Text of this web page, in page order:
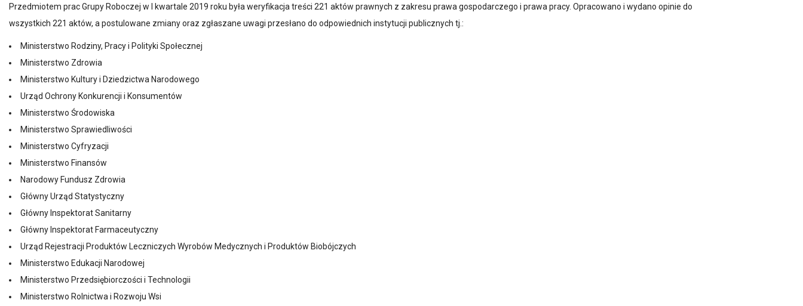
Przedmiotem prac Grupy Roboczej w I kwartale 2019 roku była weryfikacja treści 221 aktów prawnych z zakresu prawa gospodarczego i prawa pracy. Opracowano i wydano opinie do
wszystkich 221 aktów, a postulowane zmiany oraz zgłaszane uwagi przesłano do odpowiednich instytucji publicznych tj.:
Ministerstwo Rodziny, Pracy i Polityki Społecznej
Ministerstwo Zdrowia
Ministerstwo Kultury i Dziedzictwa Narodowego
Urząd Ochrony Konkurencji i Konsumentów
Ministerstwo Środowiska
Ministerstwo Sprawiedliwości
Ministerstwo Cyfryzacji
Ministerstwo Finansów
Narodowy Fundusz Zdrowia
Główny Urząd Statystyczny
Główny Inspektorat Sanitarny
Główny Inspektorat Farmaceutyczny
Urząd Rejestracji Produktów Leczniczych Wyrobów Medycznych i Produktów Biobójczych
Ministerstwo Edukacji Narodowej
Ministerstwo Przedsiębiorczości i Technologii
Ministerstwo Rolnictwa i Rozwoju Wsi